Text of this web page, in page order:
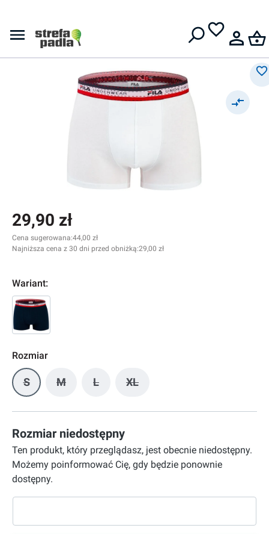
Fila Underwear Man Boxer 1
pack - white/red/navy
29,90 zł
Cena sugerowana:44,00 zł
Najniższa cena z 30 dni przed obniżką:29,00 zł
Wariant:
Rozmiar
S(Ta opcja jest obecnie niedostępna.)
M(Ta opcja jest obecnie niedostępna.)
L(Ta opcja jest obecnie niedostępna.)
XL(Ta opcja jest obecnie
Rozmiar niedostępny
Ten produkt, który przeglądasz, jest obecnie niedostępny.
Możemy poinformować Cię, gdy będzie ponownie
dostępny.